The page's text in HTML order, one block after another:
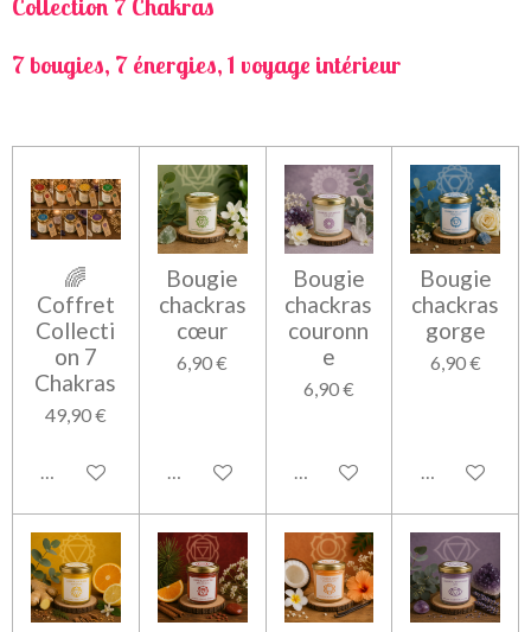
Collection 7 Chakras
7 bougies, 7 énergies, 1 voyage intérieur
🌈
Coffret
Collecti
on 7
Chakras
49,90 €
Ajouter au panier
Bougie
chackras
cœur
6,90 €
Ajouter au panier
Bougie
chackras
couronn
e
6,90 €
Ajouter au panier
Bougie
chackras
gorge
6,90 €
Ajouter au